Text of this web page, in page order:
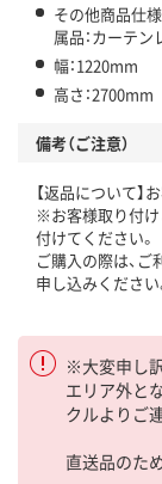
その他商品仕
属品：カーテ
幅：1220mm
高さ：2700mm
備考（ご注意）
【返品について】
※お客様取り付け
付けてください。
ご購入の際は、ご
申し込みください
※大変申し
エリア外と
クルよりご
直送品のた